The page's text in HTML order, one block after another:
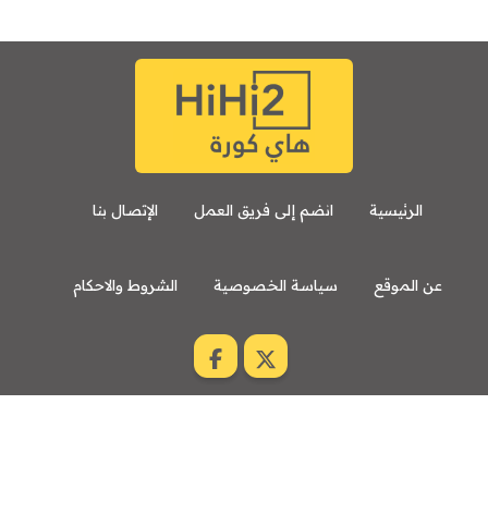
الرئيسية انضم إلى فريق العمل الإتصال بنا
عن الموقع سياسة الخصوصية الشروط والاحكام